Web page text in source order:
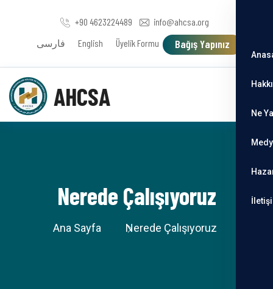
+90 4623224489
info@ahcsa.org
فارسی
English Üyelik Formu Bağış Yapınız
AHCSA
Ne
Nerede Çalışıyoruz
Ana Sayfa Nerede Çalışıyoruz